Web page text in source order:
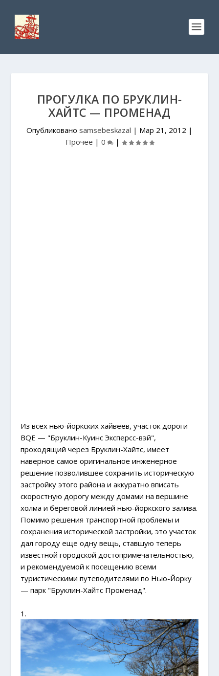
ПРОГУЛКА ПО БРУКЛИН-
ХАЙТС — ПРОМЕНАД
Опубликовано samsebeskazal | Мар 21, 2012 |
Прочее | 0 |
Из всех нью-йоркских хайвеев, участок дороги
BQE — "Бруклин-Куинс Эксперсс-вэй",
проходящий через Бруклин-Хайтс, имеет
наверное самое оригинальное инженерное
решение позволившее сохранить историческую
застройку этого района и аккуратно вписать
скоростную дорогу между домами на вершине
холма и береговой линией нью-йоркского залива.
Помимо решения транспортной проблемы и
сохранения исторической застройки, это участок
дал городу еще одну вещь, ставшую теперь
известной городской достопримечательностью,
и рекомендуемой к посещению всеми
туристическими путеводителями по Нью-Йорку
— парк "Бруклин-Хайтс Променад".
1.